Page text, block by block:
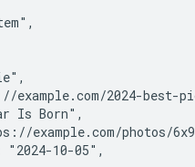
example.com/2024-best-
Is Born",
example.com/photos/
"2024-10-05",